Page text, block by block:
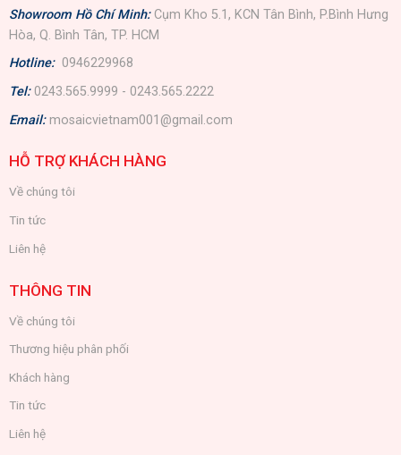
Showroom Hồ Chí Minh: Cụm Kho 5.1, KCN Tân Bình, P.Bình Hưng
Hòa, Q. Bình Tân, TP. HCM
Hotline: 0946229968
Tel: 0243.565.9999 - 0243.565.2222
Email: mosaicvietnam001@gmail.com
HỖ TRỢ KHÁCH HÀNG
Về chúng tôi
Tin tức
Liên hệ
THÔNG TIN
Về chúng tôi
Thương hiệu phân phối
Khách hàng
Tin tức
Liên hệ